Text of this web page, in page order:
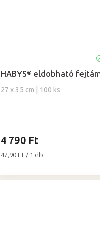
HABYS® eldobható
27 x 35 cm | 100 ks
átlagos
értékelése
4 790 Ft
Egységár:
47,90 Ft / 1 db